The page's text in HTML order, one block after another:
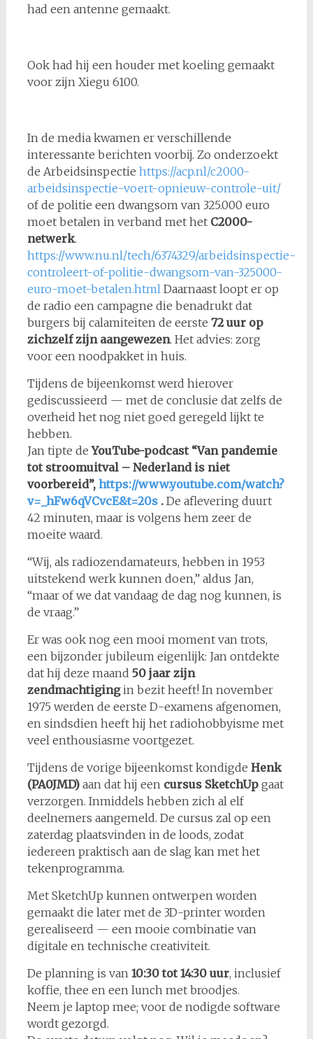
had een antenne gemaakt.
Ook had hij een houder met koeling gemaakt
voor zijn Xiegu 6100.
In de media kwamen er verschillende
interessante berichten voorbij. Zo onderzoekt
de Arbeidsinspectie https://acp.nl/c2000-
arbeidsinspectie-voert-opnieuw-controle-uit/
of de politie een dwangsom van 325.000 euro
moet betalen in verband met het C2000-
netwerk.
https://www.nu.nl/tech/6374329/arbeidsinspectie-
controleert-of-politie-dwangsom-van-325000-
euro-moet-betalen.htmlDaarnaast loopt er op
de radio een campagne die benadrukt dat
burgers bij calamiteiten de eerste 72 uur op
zichzelf zijn aangewezen. Het advies: zorg
voor een noodpakket in huis.
Tijdens de bijeenkomst werd hierover
gediscussieerd — met de conclusie dat zelfs de
overheid het nog niet goed geregeld lijkt te
hebben.
Jan tipte deYouTube-podcast “Van pandemie
tot stroomuitval – Nederland is niet
voorbereid”, https://www.youtube.com/watch?
v=_hFw6qVCvcE&t=20s.De aflevering duurt
42 minuten, maar is volgens hem zeer de
moeite waard.
“Wij, als radiozendamateurs, hebben in 1953
uitstekend werk kunnen doen,” aldus Jan,
“maar of we dat vandaag de dag nog kunnen, is
de vraag.”
Er was ook nog een mooi moment van trots,
een bijzonder jubileum eigenlijk: Jan ontdekte
dat hij deze maand 50 jaar zijn
zendmachtigingin bezit heeft! In november
1975 werden de eerste D-examens afgenomen,
en sindsdien heeft hij het radiohobbyisme met
veel enthousiasme voortgezet.
Tijdens de vorige bijeenkomst kondigde Henk
(PA0JMD)aan dat hij een cursus SketchUpgaat
verzorgen. Inmiddels hebben zich al elf
deelnemers aangemeld. De cursus zal op een
zaterdag plaatsvinden in de loods, zodat
iedereen praktisch aan de slag kan met het
tekenprogramma.
Met SketchUp kunnen ontwerpen worden
gemaakt die later met de 3D-printer worden
gerealiseerd — een mooie combinatie van
digitale en technische creativiteit.
De planning is van 10:30 tot 14:30 uur, inclusief
koffie, thee en een lunch met broodjes.
Neem je laptop mee; voor de nodigde software
wordt gezorgd.